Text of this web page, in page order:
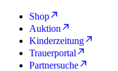
Shop
Auktion
Kinderzeitung
Trauerportal
Partnersuche